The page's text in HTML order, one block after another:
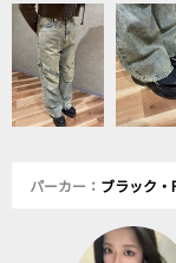
パーカー： ブラック・